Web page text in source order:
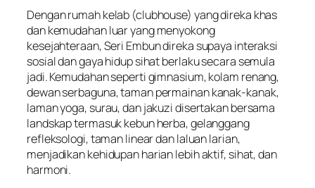
Dengan rumah kelab (clubhouse) yang direka khas
dan kemudahan luar yang menyokong
kesejahteraan, Seri Embun direka supaya interaksi
sosial dan gaya hidup sihat berlaku secara semula
jadi. Kemudahan seperti gimnasium, kolam renang,
dewan serbaguna, taman permainan kanak-kanak,
laman yoga, surau, dan jakuzi disertakan bersama
landskap termasuk kebun herba, gelanggang
refleksologi, taman linear dan laluan larian,
menjadikan kehidupan harian lebih aktif, sihat, dan
harmoni.